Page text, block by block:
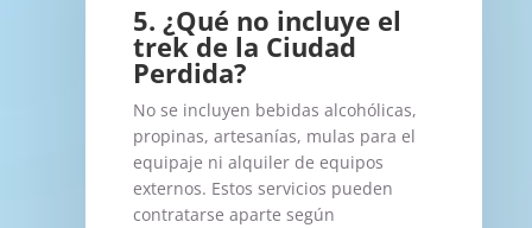
5. ¿Qué no incluye el
trek de la Ciudad
Perdida?
No se incluyen bebidas alcohólicas,
propinas, artesanías, mulas para el
equipaje ni alquiler de equipos
externos. Estos servicios pueden
contratarse aparte según